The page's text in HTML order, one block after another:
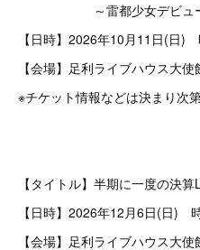
～雷都少女デビュー
【日時】2026年10月11日(日)
【会場】足利ライブハウス大使
※チケット情報などは決まり次
【タイトル】半期に一度の決算
【日時】2026年12月6日(日)
【会場】足利ライブハウス大使